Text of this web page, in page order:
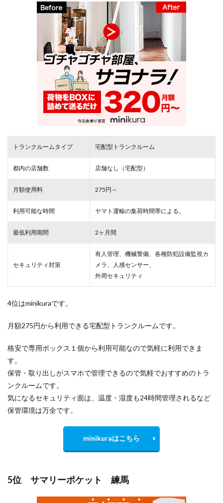
トランクルームタイプ 宅配型トランクルーム
都内の店舗数 店舗なし（宅配型）
月額使用料 275円～
利用可能な時間 ヤマト運輸の集荷時間帯による。
最低利用期間 2ヶ月間
セキュリティ対策
有人管理、機械警備、各種防犯設備監視カ
メラ、人感センサー、
外周セキュリティ
4位はminikuraです。
月額275円から利用できる宅配型トランクルームです。
格安で専用ボックス１個から利用可能なので気軽に利用できま
す。
保管・取り出しがスマホで管理できるので気軽でおすすめのトラ
ンクルームです。
気になるセキュリティ面は、温度・湿度も24時間管理されるなど
保管環境は万全です。
minikuraはこちら
5位 サマリーポケット 練馬